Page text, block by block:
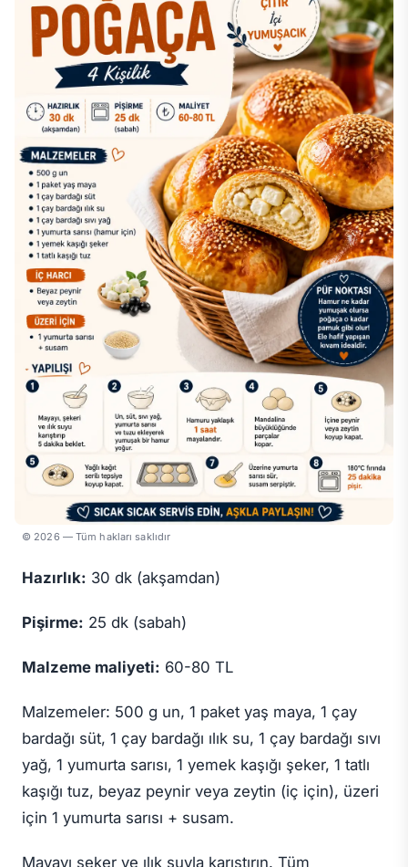
© 2026 — Tüm hakları saklıdır
Hazırlık: 30 dk (akşamdan)
Pişirme: 25 dk (sabah)
Malzeme maliyeti: 60-80 TL
Malzemeler: 500 g un, 1 paket yaş maya, 1 çay
bardağı süt, 1 çay bardağı ılık su, 1 çay bardağı sıvı
yağ, 1 yumurta sarısı, 1 yemek kaşığı şeker, 1 tatlı
kaşığı tuz, beyaz peynir veya zeytin (iç için), üzeri
için 1 yumurta sarısı + susam.
Mayayı şeker ve ılık suyla karıştırın. Tüm